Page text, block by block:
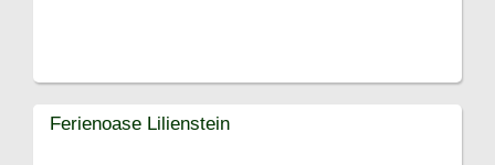
Ferienoase Lilienstein